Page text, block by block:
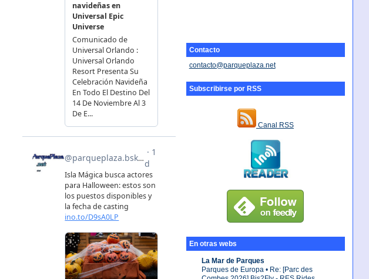
Contacto
contacto@parqueplaza.net
Subscribirse por RSS
Canal RSS
En otras webs
La Mar de Parques
Parques de Europa • Re: [Parc des